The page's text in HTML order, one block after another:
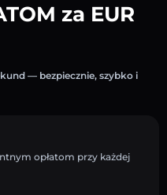
za EUR
— bezpiecznie, szybko i
opłatom przy każdej